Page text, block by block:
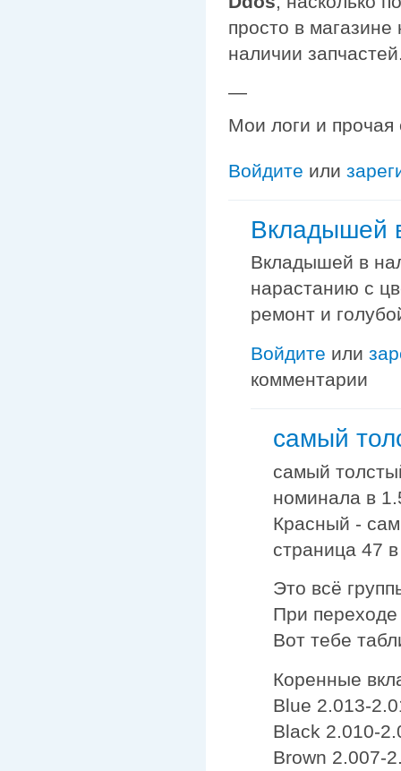
просто в магазине
наличии
—
Мои логи и
Войдите или
Вкладышей
Вкладышей в
нарастанию с
ремонт и
Войдите или
комментарии
самый
самый
номинала в
Красный -
страница 47
Это всё
При переходе
Вот тебе
Коренные
Blue 2.013-
Black 2.010-
Brown 2.007-